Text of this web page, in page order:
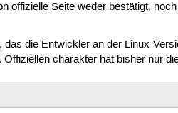
offizielle Seite weder bestätigt,
die Entwickler an der Linux-
charakter hat bisher nur